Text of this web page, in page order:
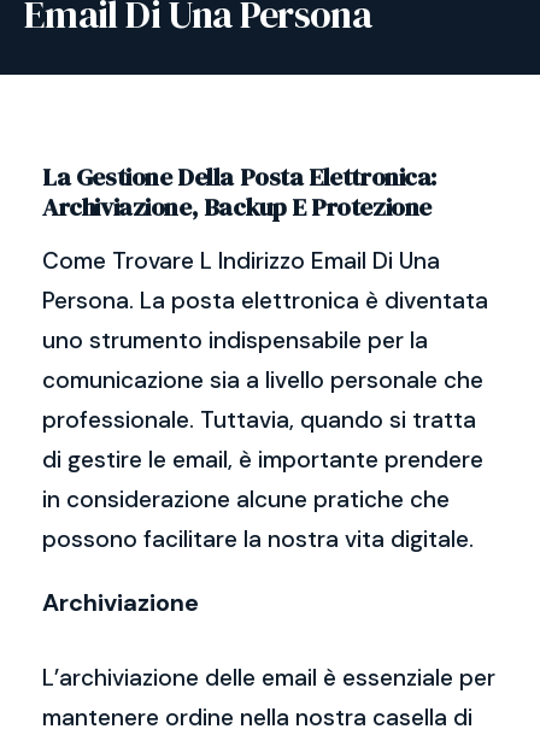
Email Di Una Persona
La Gestione Della Posta Elettronica:
Archiviazione, Backup E Protezione
Come Trovare L Indirizzo Email Di Una
Persona. La posta elettronica è diventata
uno strumento indispensabile per la
comunicazione sia a livello personale che
professionale. Tuttavia, quando si tratta
di gestire le email, è importante prendere
in considerazione alcune pratiche che
possono facilitare la nostra vita digitale.
Archiviazione
L’archiviazione delle email è essenziale per
mantenere ordine nella nostra casella di